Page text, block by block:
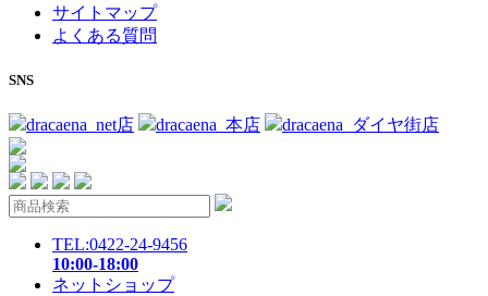
サイトマップ
よくある質問
SNS
dracaena_net店 dracaena_本店 dracaena_ダイヤ街店
TEL:0422-24-9456
10:00-18:00
ネットショップ